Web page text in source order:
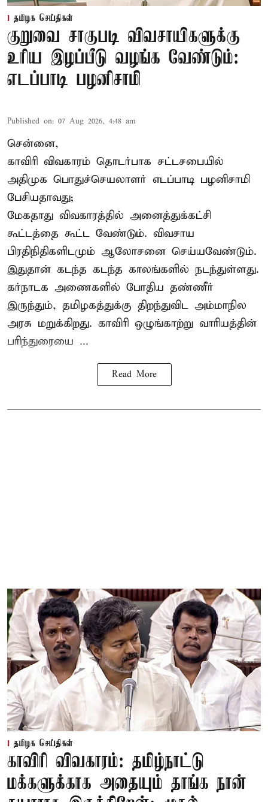
தமிழக செய்திகள்
குறுவை சாகுபடி விவசாயிகளுக்கு
உரிய இழப்பீடு வழங்க வேண்டும்:
எடப்பாடி பழனிசாமி
Published on: 07 Aug 2026, 4:48 am
சென்னை,
காவிரி விவகாரம் தொடர்பாக சட்டசபையில்
அதிமுக பொதுச்செயலாளர் எடப்பாடி பழனிசாமி
பேசியதாவது;
மேகதாது விவகாரத்தில் அனைத்துக்கட்சி
கூட்டத்தை கூட்ட வேண்டும். விவசாய
பிரதிநிதிகளிடமும் ஆலோசனை செய்யவேண்டும்.
இதுதான் கடந்த கடந்த காலங்களில் நடந்துள்ளது.
கர்நாடக அணைகளில் போதிய தண்ணீர்
இருந்தும், தமிழகத்துக்கு திறந்துவிட அம்மாநில
அரசு மறுக்கிறது. காவிரி ஒழுங்காற்று வாரியத்தின்
பரிந்துரையை ...
Read More
தமிழக செய்திகள்
காவிரி விவகாரம்: தமிழ்நாட்டு
மக்களுக்காக அதையும் தாங்க நான்